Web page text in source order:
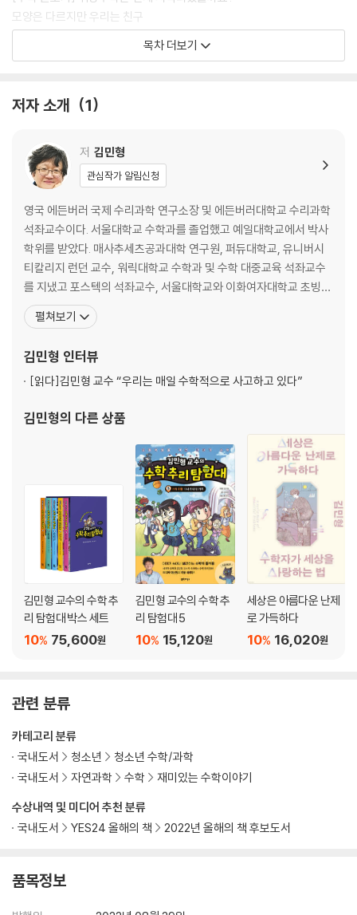
모양은 다르지만 우리는 친구
티셔츠의 가장자리를 찾아라
뫼비우스의 띠를 자르면 무슨 일이 벌어질까요?
참 이상하네? 그걸 뭐 하러 빼고 더해요?
오일러의 고민
스탠퍼드 토끼를 찾아라
[잠깐 딴생각] 근데…… 위상수학을 어디에 쓰나요?
두 번째 수업
: 수의 마음을 읽을 수 있다면_피타고라스 정리와 신발 끈 공식
좌표를 가지고 놀아요
[수학 돋보기] 피타고라스는 누구인가요?
숫자로 모양을 알아내는 피타고라스의 마법
신발 끈처럼 요리조리 숫자들을 묶어 봐요
내가 아직도 곡선으로 보이니?
[잠깐 딴생각] 저 번개는 얼마나 멀리서 쳤을까요?
세 번째 수업
: 내가 아직도 숫자로만 보이니?_피타고라스 세 쌍과 페르마의 마지막 정
수학에서는 무엇을 공부할까요?
피타고라스의 세 친구를 찾아라 1
[수학 돋보기] 방정식은 무슨 뜻일까요?
피타고라스의 세 친구를 찾아라 2
Part 2
단서 1: 눈을 동그랗게 뜨고 보세요
단서 2: 직선과 원을 만나게 해요
단서 3: 루트가 사라지는 비밀을 푸세요
[잠깐 딴생각] 구름에서 물고기까지, 창밖 세상에 물음표를 붙이면
네 번째 수업
: 도전! 최강의 암호 만들기_공개 키 암호와 나머지 연산
당신의 마음을 읽는 숫자 마술
[수학 돋보기] 우리 삶을 움직이는 십진법의 세계
동대문 은행에 어서 오세요
우리만의 비밀 암호, 공개 키 암호
목차 더보기
저자 소개 1
저 김민형
관심작가 알림신청
영국 에든버러 국제 수리과학 연구소장 및 에든버러대학교 수리과학
석좌교수이다. 서울대학교 수학과를 졸업했고 예일대학교에서 박사
학위를 받았다. 매사추세츠공과대학 연구원, 퍼듀대학교, 유니버시
티칼리지 런던 교수, 워릭대학교 수학과 및 수학 대중교육 석좌교수
를 지냈고 포스텍의 석좌교수, 서울대학교와 이화여자대학교 초빙
석좌교수를 역임했다. 2011년 한국인 수학자로서는 최초로 옥스퍼드
대학교 정교수로 임용되었고, 2012년 호암과학상을 수상했다. 김민
전적인 난제를 위상수학의 혁신적인 방식으로 해결하여 세계적 수학
자의 반열
펼쳐보기
김민형 인터뷰
[읽다]김민형 교수 “우리는 매일 수학적으로 사고하고 있다”
김민형의 다른 상품
김민형 교수의 수학 추
리 탐험대 박스 세트
75,600원
10%
김민형 교수의 수학 추
리 탐험대 5
15,120원
10%
세상은 아름다운 난제
로 가득하다
16,020원
10%
관련 분류
수상내역 및 미디어 추천 분류
국내도서
YES24 올해의 책 2022년 올해의 책 후보도서
카테고리 분류
국내도서
청소년
청소년 수학/과학
국내도서
자연과학 수학 재미있는 수학이야기
품목정보